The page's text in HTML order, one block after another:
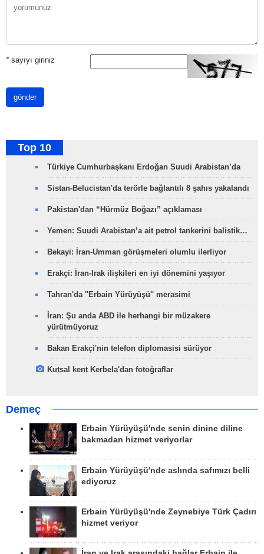
*sayıyı giriniz
gönder
Top 10
Türkiye Cumhurbaşkanı Erdoğan Suudi Arabistan’da
Sistan-Belucistan'da terörle bağlantılı 8 şahıs yakalandı
Pakistan'dan “Hürmüz Boğazı” açıklaması
Yemen: Suudi Arabistan’a ait petrol tankerini balistik…
Bekayi: İran-Umman görüşmeleri olumlu ilerliyor
Erakçi: İran-Irak ilişkileri en iyi dönemini yaşıyor
Tahran'da ''Erbain Yürüyüşü'' merasimi
İran: Şu anda ABD ile herhangi bir müzakere
yürütmüyoruz
Bakan Erakçi'nin telefon diplomasisi sürüyor
Kutsal kent Kerbela'dan fotoğraflar
Demeç
Erbain Yürüyüşü'nde senin dinine diline
bakmadan hizmet veriyorlar
Erbain Yürüyüşü'nde aslında safımızı belli
ediyoruz
Erbain Yürüyüşü'nde Zeynebiye Türk Çadırı
hizmet veriyor